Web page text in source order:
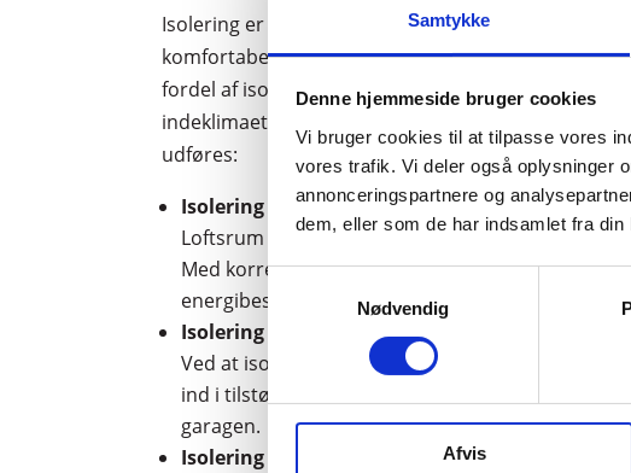
Samtykke
Denne hjemmeside bruger cookies
Vi bruger cookies til at tilpasse vores
vores trafik. Vi deler også oplysninger
annonceringspartnere og
dem, eller som de har indsamlet fra din
Samtykkevalg
Nødvendig
Afvis
Isolering er en vigtig del af at sikre et energieffektivt
komfortabelt hjem. Forskellige områder i
fordel af isolering for at reducere varmetab og
indeklimaet. Her er nogle af de mest almindelige,
udføres:
Isolering på loftsrum:
Loftsrum er et af de steder, hvor der kan gå
Med korrekt isolering af loftsrummet kan du
energibesparelser og et bedre indeklima.
Isolering af loft i garage:
Ved at isolere loftet i garagen kan du forhindre
ind i tilstødende rum og skabe en mere
garagen.
Isolering af loft i kælder: